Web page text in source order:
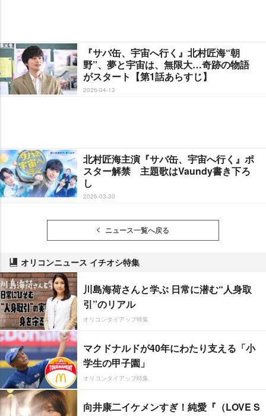
『サバ缶、宇宙へ行く』北村匠海“朝
野”、夢と宇宙は、無限大…奇跡の物語
がスタート【第1話あらすじ】
2026-04-13
北村匠海主演『サバ缶、宇宙へ行く』ポ
スター解禁 主題歌はVaundy書き下ろ
し
2026-03-30
ニュース一覧へ戻る
オリコンニュース イチオシ特集
川島海荷さんと学ぶ 日常に潜む“人身取
引”のリアル
オリコンタイアップ特集
マクドナルドが40年にわたり支える「小
学生の甲子園」
オリコンタイアップ特集
向井康二イケメンすぎ！純愛『（LOVE S